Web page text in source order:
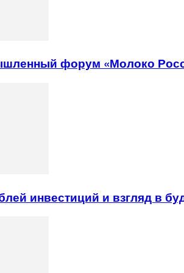
форум «Молоко
инвестиций и взгляд в